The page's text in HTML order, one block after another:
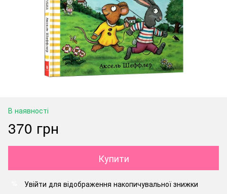
В наявності
370 грн
Купити
Увійти для відображення накопичувальної знижки